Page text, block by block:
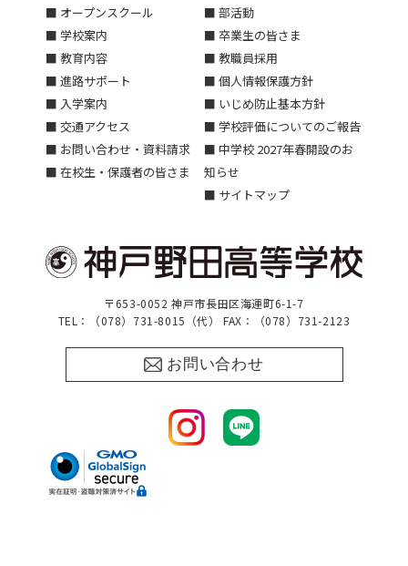
■ オープンスクール
■ 学校案内
■ 教育内容
■ 進路サポート
■ 入学案内
■ 交通アクセス
■ お問い合わせ・資料請求
■ 在校生・保護者の皆さま
■ 部活動
■ 卒業生の皆さま
■ 教職員採用
■ 個人情報保護方針
■ いじめ防止基本方針
■ 学校評価についてのご報告
■ 中学校 2027年春開設のお
知らせ
■ サイトマップ
〒653-0052 神戸市長田区海運町6-1-7
TEL：（078）731-8015（代） FAX：（078）731-2123
お問い合わせ